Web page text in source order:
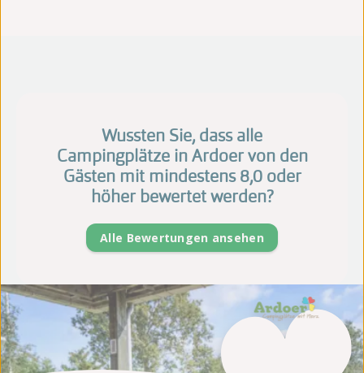
Wussten Sie, dass alle
Campingplätze in Ardoer von den
Gästen mit mindestens 8,0 oder
höher bewertet werden?
Alle Bewertungen ansehen